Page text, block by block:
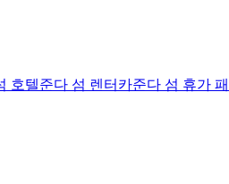
호텔준다 섬 렌터카준다 섬 휴가